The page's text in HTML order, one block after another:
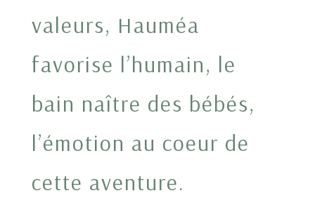
valeurs, Hauméa
favorise l’humain, le
bain naître des bébés,
l’émotion au coeur de
cette aventure.